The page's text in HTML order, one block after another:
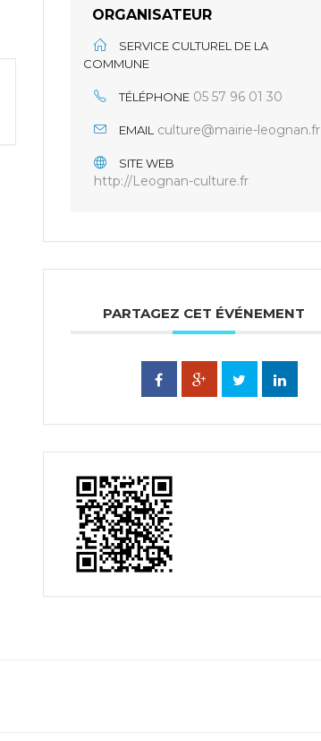
ORGANISATEUR
SERVICE CULTUREL DE LA
COMMUNE
TÉLÉPHONE 05 57 96 01 30
EMAIL culture@mairie-leognan.fr
SITE WEB
http://Leognan-culture.fr
PARTAGEZ CET ÉVÉNEMENT